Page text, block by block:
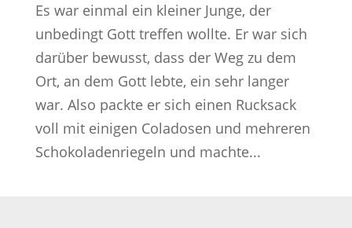
Es war einmal ein kleiner Junge, der
unbedingt Gott treffen wollte. Er war sich
darüber bewusst, dass der Weg zu dem
Ort, an dem Gott lebte, ein sehr langer
war. Also packte er sich einen Rucksack
voll mit einigen Coladosen und mehreren
Schokoladenriegeln und machte...